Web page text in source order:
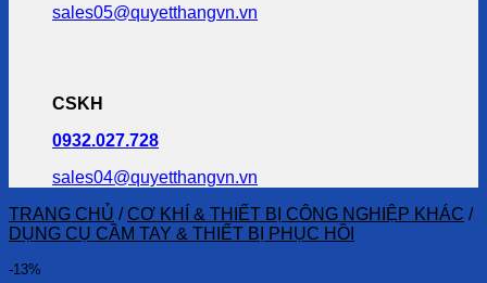
sales05@quyetthangvn.vn
CSKH
0932.027.728
sales04@quyetthangvn.vn
TRANG CHỦ / CƠ KHÍ & THIẾT BỊ CÔNG NGHIỆP KHÁC /
DỤNG CỤ CẦM TAY & THIẾT BỊ PHỤC HỒI
-13%